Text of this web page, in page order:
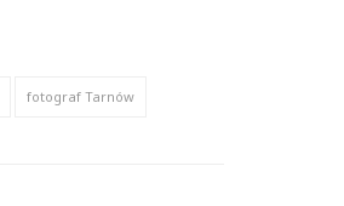
fotograf Tarnów